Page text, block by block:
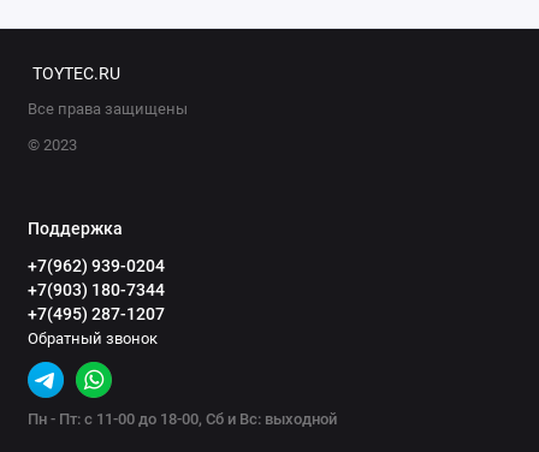
TOYTEC.RU
Все права защищены
© 2023
Поддержка
+7(962) 939-0204
+7(903) 180-7344
+7(495) 287-1207
Обратный звонок
Пн - Пт: с 11-00 до 18-00, Сб и Вс: выходной